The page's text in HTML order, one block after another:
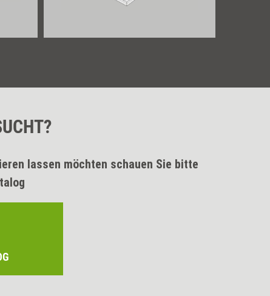
lassen möchten schauen Sie bitte